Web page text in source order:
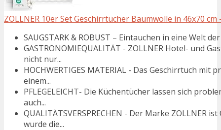
ZOLLNER 10er Set Geschirrtücher Baumwolle in 46x70
SAUGSTARK & ROBUST – Eintauchen in eine Welt
GASTRONOMIEQUALITÄT - ZOLLNER Hotel- und
nicht nur...
HOCHWERTIGES MATERIAL - Das Geschirrtuch
einem...
PFLEGELEICHT- Die Küchentücher lassen sich
auch...
QUALITÄTSVERSPRECHEN - Der Marke ZOLLNER
wurde die...